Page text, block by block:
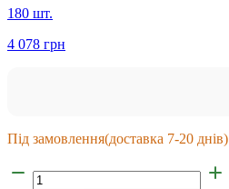
180 шт.
4 078 грн
Під замовлення(доставка 7-20 днів)